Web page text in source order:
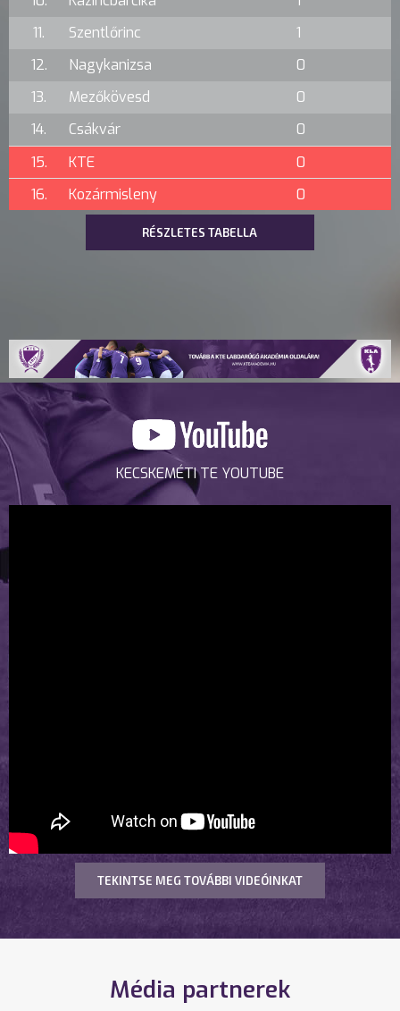
11.
Szentlőrinc
1
12.
Nagykanizsa
0
13.
Mezőkövesd
0
14.
Csákvár
0
15.
KTE
0
16.
Kozármisleny 0
RÉSZLETES TABELLA
KECSKEMÉTI TE YOUTUBE
TEKINTSE MEG TOVÁBBI VIDEÓINKAT
Média partnerek